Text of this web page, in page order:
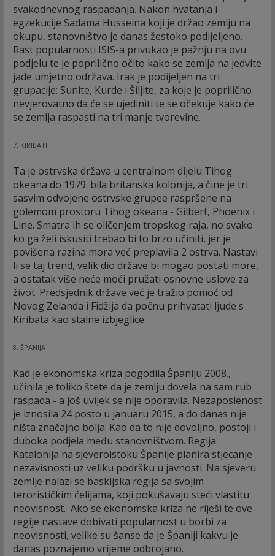
svakodnevnog raspadanja. Nakon hvatanja i
egzekucije Sadama Husseina koji je držao zemlju na
okupu, stanovništvo je danas žestoko podijeljeno.
Rast popularnosti ISIS-a privukao je pažnju na ovu
podjelu te je poprilično očito kako se zemlja na jedvite
jade umjetno održava. Irak je podijeljen na tri
grupacije: Sunite, Kurde i Šiljite, za koje je poprilično
nevjerovatno da će se ujediniti te se očekuje kako će
se zemlja raspasti na tri manje tvorevine.
7. KIRIBATI
Ta je ostrvska država u centralnom dijelu Tihog
okeana do 1979. bila britanska kolonija, a čine je tri
sasvim odvojene ostrvske grupee raspršene na
golemom prostoru Tihog okeana - Gilbert, Phoenix i
Line. Smatra ih se oličenjem tropskog raja, no svako
ko ga želi iskusiti trebao bi to brzo učiniti, jer je
povišena razina mora već preplavila 2 ostrva. Nastavi
li se taj trend, velik dio države bi mogao postati more,
a ostatak više neće moći pružati osnovne uslove za
život. Predsjednik države već je tražio pomoć od
Novog Zelanda i Fidžija da počnu prihvatati ljude s
Kiribata kao stalne izbjeglice.
8. ŠPANIJA
Kad je ekonomska kriza pogodila Španiju 2008.,
učinila je toliko štete da je zemlju dovela na sam rub
raspada - a još uvijek se nije oporavila. Nezaposlenost
je iznosila 24 posto u januaru 2015, a do danas nije
ništa značajno bolja. Kao da to nije dovoljno, postoji i
duboka podjela među stanovništvom. Regija
Katalonija na sjeveroistoku Španije planira stjecanje
nezavisnosti uz veliku podršku u javnosti. Na sjeveru
zemlje nalazi se baskijska regija sa svojim
terorističkim ćelijama, koji pokušavaju steći vlastitu
neovisnost. Ako se ekonomska kriza ne riješi te ove
regije nastave dobivati popularnost u borbi za
neovisnosti, velike su šanse da je Španiji kakvu je
danas poznajemo vrijeme odbrojano.